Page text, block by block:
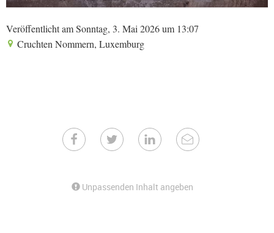
Veröffentlicht am Sonntag, 3. Mai 2026 um 13:07
Cruchten Nommern, Luxemburg
Unpassenden Inhalt angeben